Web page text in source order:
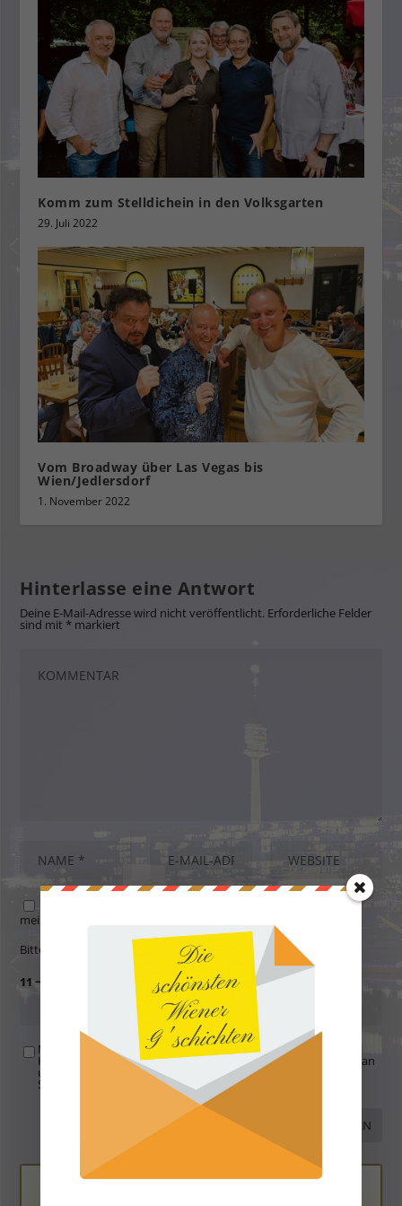
Komm zum Stelldichein in den Volksgarten
29. Juli 2022
Vom Broadway über Las Vegas bis
Wien/Jedlersdorf
1. November 2022
Hinterlasse eine Antwort
Deine E-Mail-Adresse wird nicht veröffentlicht. Erforderliche Felder
sind mit* markiert
meinen nächsten Kommentar speichern.
Bitte gib eine Antwort in Ziffern ein:
11 − 5 =
Mit der Nutzung dieses Formulars übertragen Sie Ihren
Kommentar, Name, Email und IP-Adresse (und ev. Webseite) an
uns und erklären sich einverstanden, dass diese auf unserem
Server gespeichert werden. SieheDatenschutzbelehrung